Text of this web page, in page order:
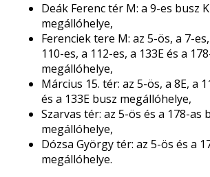
Deák Ferenc tér M: a 9-es busz
megállóhelye,
Ferenciek tere M: az 5-ös, a 7-
110-es, a 112-es, a 133E és a
megállóhelye,
Március 15. tér: az 5-ös, a 8E, a
és a 133E busz megállóhelye,
Szarvas tér: az 5-ös és a 178-as
megállóhelye,
Dózsa György tér: az 5-ös és a
megállóhelye.